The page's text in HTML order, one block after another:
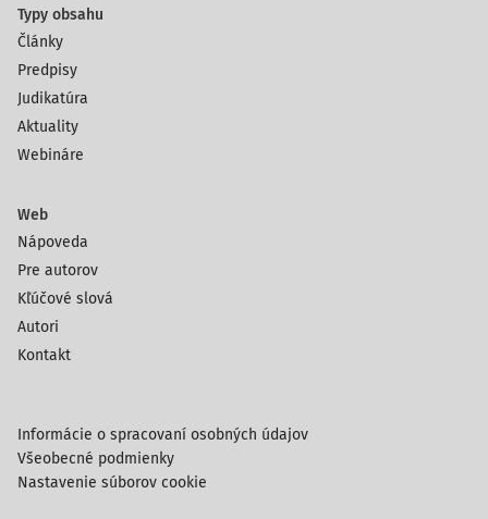
Typy obsahu
Články
Predpisy
Judikatúra
Aktuality
Webináre
Web
Nápoveda
Pre autorov
Kľúčové slová
Autori
Kontakt
Informácie o spracovaní osobných údajov
Všeobecné podmienky
Nastavenie súborov cookie